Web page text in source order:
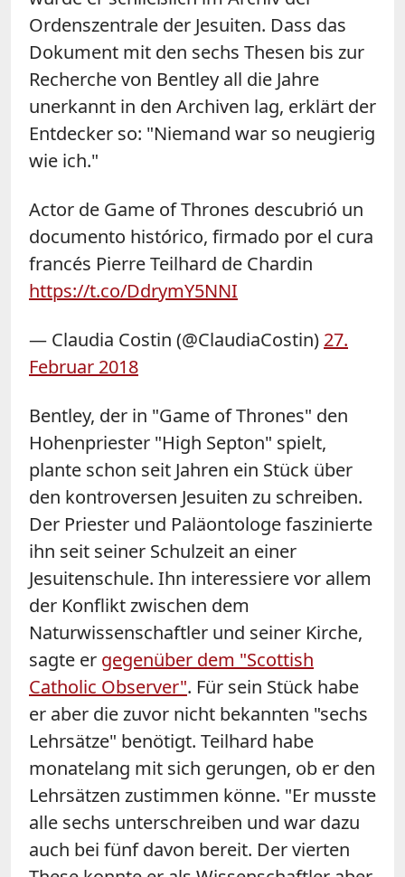
Ordenszentrale der Jesuiten. Dass das
Dokument mit den sechs Thesen bis zur
Recherche von Bentley all die Jahre
unerkannt in den Archiven lag, erklärt der
Entdecker so: "Niemand war so neugierig
wie ich."
Actor de Game of Thrones descubrió un
documento histórico, firmado por el cura
francés Pierre Teilhard de Chardin
https://t.co/DdrymY5NNI
— Claudia Costin (@ClaudiaCostin) 27.
Februar 2018
Bentley, der in "Game of Thrones" den
Hohenpriester "High Septon" spielt,
plante schon seit Jahren ein Stück über
den kontroversen Jesuiten zu schreiben.
Der Priester und Paläontologe faszinierte
ihn seit seiner Schulzeit an einer
Jesuitenschule. Ihn interessiere vor allem
der Konflikt zwischen dem
Naturwissenschaftler und seiner Kirche,
sagte er gegenüber dem "Scottish
Catholic Observer". Für sein Stück habe
er aber die zuvor nicht bekannten "sechs
Lehrsätze" benötigt. Teilhard habe
monatelang mit sich gerungen, ob er den
Lehrsätzen zustimmen könne. "Er musste
alle sechs unterschreiben und war dazu
auch bei fünf davon bereit. Der vierten